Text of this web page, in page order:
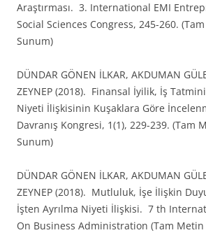
Araştırması. 3. International EMI
Social Sciences Congress, 245-260.
Sunum)
DÜNDAR GÖNEN İLKAR, AKDUMAN
ZEYNEP (2018). Finansal İyilik, İş
Niyeti İlişkisinin Kuşaklara Göre
Davranış Kongresi, 1(1), 229-239. (Tam
Sunum)
DÜNDAR GÖNEN İLKAR, AKDUMAN
ZEYNEP (2018). Mutluluk, İşe İlişkin
İşten Ayrılma Niyeti İlişkisi. 7 th
On Business Administration (Tam